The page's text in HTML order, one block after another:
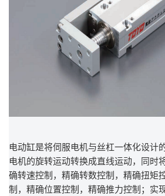
电动缸是将伺服电机与丝杠一体化设计
电机的旋转运动转换成直线运动，同时
确转速控制，精确转数控制，精确扭矩
制，精确位置控制，精确推力控制；实